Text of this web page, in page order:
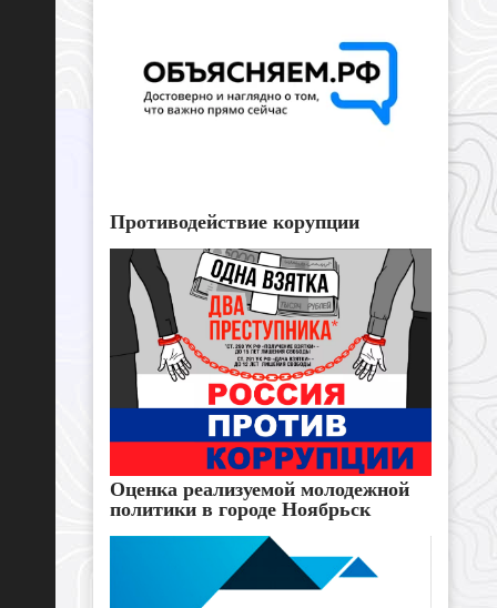
Противодействие корупции
Оценка реализуемой молодежной
политики в городе Ноябрьск